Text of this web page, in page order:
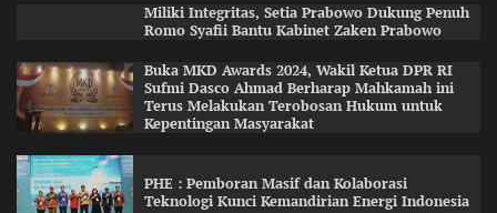
Miliki Integritas, Setia Prabowo Dukung Penuh
Romo Syafii Bantu Kabinet Zaken Prabowo
Buka MKD Awards 2024, Wakil Ketua DPR RI
Sufmi Dasco Ahmad Berharap Mahkamah ini
Terus Melakukan Terobosan Hukum untuk
Kepentingan Masyarakat
PHE : Pemboran Masif dan Kolaborasi
Teknologi Kunci Kemandirian Energi Indonesia